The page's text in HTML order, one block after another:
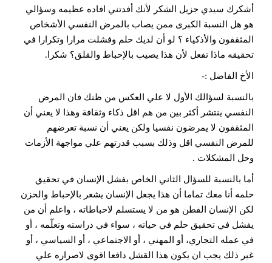
أشكرك سيدي جزيل الشكر لأنك أفدتني افاده عظيمه وسؤالي
هو هل النسبة الكبرى ممن يصاب بالمرض النفسي الأشخاص
المثقفون والأذكياء ؟ لو أن لديك حلم وفشلت مرارا وتكرارا في
تحقيقه ماذا تفعل لأن هذا يصيب بالإحباط والقلق؟ شكرا.
الأخ الفاضل :-
بالنسبة لسؤالك الأول لا علي العكس من ظنك فان المرض
النفسي ينتشر أكثر بين من هم اقل ذكاء وثقافة وهذا لا يعني أن
المثقفون لا يمرضون نفسيا ولكن يعني أن نسبة تعرضهم
للمرض النفسي اقل وذلك بسبب قدرتهم علي مواجهة الأزمات
وحل المشكلات .
أما بالنسبة للسؤال الثاني الخاص بفشل الإنسان في تحقيق
حلمه أنا معك تماما أن هذا يجعل الإنسان يشعر بالإحباط والحزن
لكن الإنسان الفطن هو من لا يستسلم لاحباطاته ، واعلم أن من
يفشل في تحقيق حلم في حياته ، سواء في دراسته وتعلّمه ، أو
في عمله التجاري، أو المهني ، أو الاجتماعي ، أو السياسي ، أو
غير ذلك يجب ان يكون هذا القشل دافعا اقوى لاصراره علي